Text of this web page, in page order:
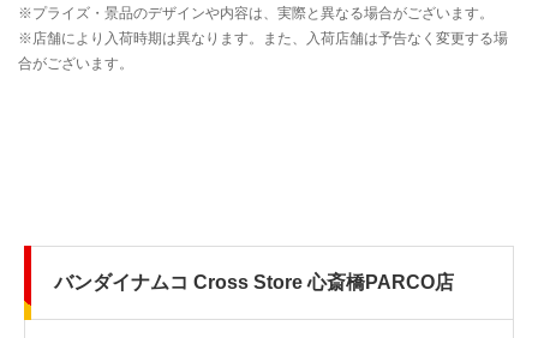
バンダイナムコ Cross Store 心斎橋PARCO店